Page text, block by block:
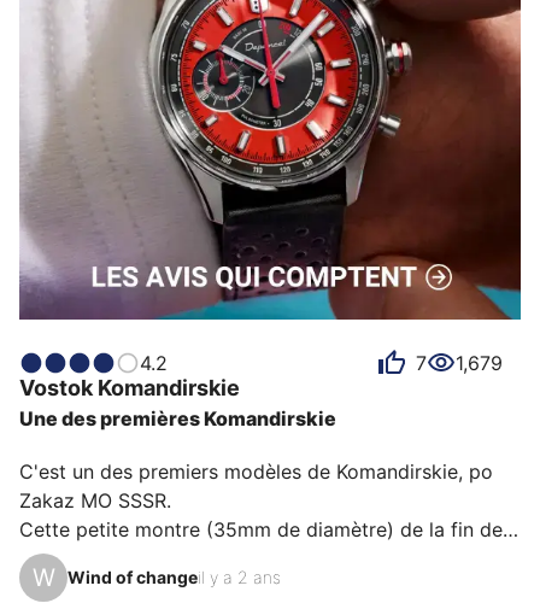
Sous le capot, on retrouve le mouvement automatique
VOSTOK 2432, reconnu pour sa fi…
4.2 7 1,679
Vostok Komandirskie
Une des premières Komandirskie
C'est un des premiers modèles de Komandirskie, po
Zakaz MO SSSR.
Cette petite montre (35mm de diamètre) de la fin des
années 60 début des années 70 a un design qui me
plait beaucoup. C'est une production de l'usine de
W Wind of changeil y a 2 ans